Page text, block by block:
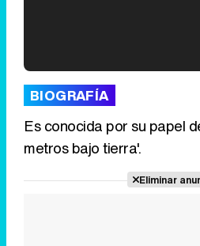
BIOGRAFÍA
Es conocida por su papel
metros bajo tierra'.
Eliminar